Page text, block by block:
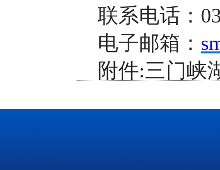
联系电话：
电子邮箱：
附件:三门峡